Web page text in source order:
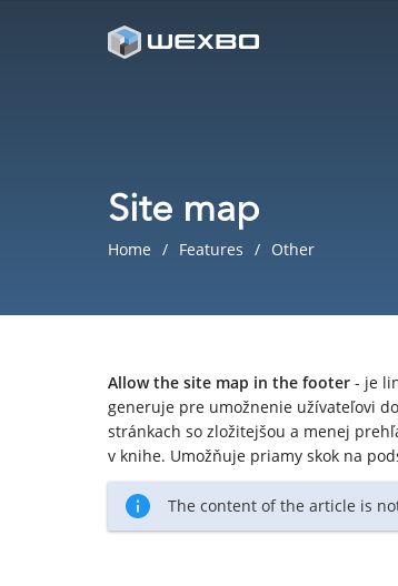
Site map
Home Features Other
Allow the site map in the footer - je
generuje pre umožnenie užívateľovi
stránkach so zložitejšou a menej
v knihe. Umožňuje priamy skok na
The content of the article is